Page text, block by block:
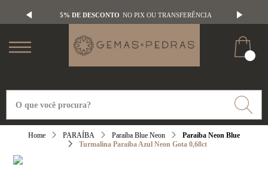
5% DE DESCONTO NO PIX OU TRANSFERÊNCIA
PARAÍBA Paraíba Blue Neon
Paraíba Neon Blue
Turmalina Paraíba Azul Neon Gota 0,68ct